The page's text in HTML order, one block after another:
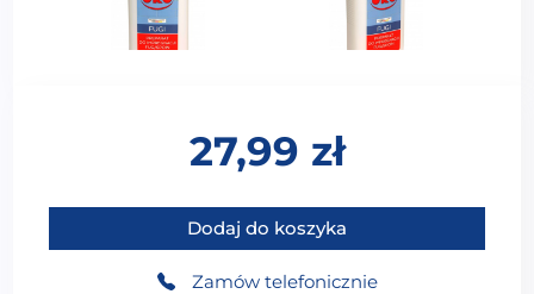
27,99 zł
ilość ORO PERFEKT PREPARAT DO IMPREGNACJI
Dodaj do koszyka
Zamów telefonicznie